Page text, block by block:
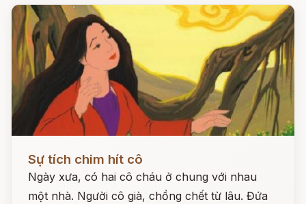
Sự tích chim hít cô
Ngày xưa, có hai cô cháu ở chung với nhau
một nhà. Người cô già, chồng chết từ lâu. Đứa